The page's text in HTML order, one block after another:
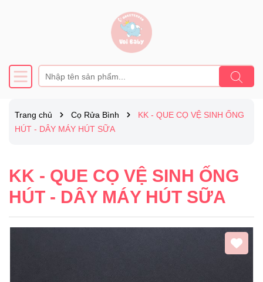
Trang chủ Cọ Rửa Bình
KK - QUE CỌ VỆ SINH ỐNG
HÚT - DÂY MÁY HÚT SỮA
KK - QUE CỌ VỆ SINH ỐNG
HÚT - DÂY MÁY HÚT SỮA